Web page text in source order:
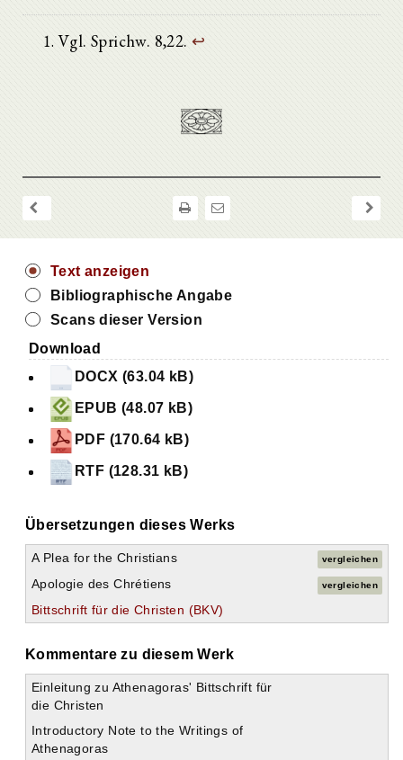
Vgl. Sprichw. 8,22. ↩
Text anzeigen
Bibliographische Angabe
Scans dieser Version
Download
DOCX (63.04 kB)
EPUB (48.07 kB)
PDF (170.64 kB)
RTF (128.31 kB)
Übersetzungen dieses Werks
A Plea for the Christians vergleichen
Apologie des Chrétiens vergleichen
Bittschrift für die Christen (BKV)
Kommentare zu diesem Werk
Einleitung zu Athenagoras' Bittschrift für
die Christen
Introductory Note to the Writings of
Athenagoras